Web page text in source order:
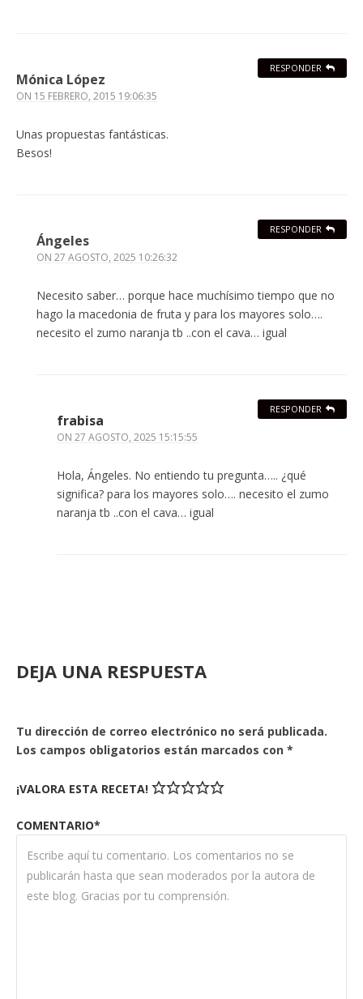
Mónica López
ON 15 FEBRERO, 2015 19:06:35
Unas propuestas fantásticas.
Besos!
RESPONDER
Ángeles
ON 27 AGOSTO, 2025 10:26:32
Necesito saber… porque hace muchísimo tiempo que no
hago la macedonia de fruta y para los mayores solo….
necesito el zumo naranja tb ..con el cava… igual
RESPONDER
frabisa
ON 27 AGOSTO, 2025 15:15:55
Hola, Ángeles. No entiendo tu pregunta….. ¿qué
significa? para los mayores solo…. necesito el zumo
naranja tb ..con el cava… igual
RESPONDER
DEJA UNA RESPUESTA
Tu dirección de correo electrónico no será publicada.
Los campos obligatorios están marcados con *
¡VALORA ESTA RECETA!
COMENTARIO*